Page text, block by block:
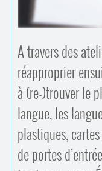
A travers des
réapproprier
à (re-)trouver le
langue, les
plastiques,
de portes